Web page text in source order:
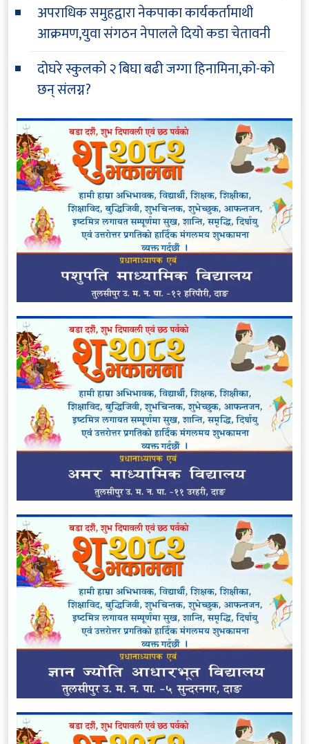
अपराधिक समुहद्वारा नेकपाका कार्यकर्तामाथी
आक्रमण,युवा संगठन नेपालले दियो कडा चेतावनी
दोघरे स्कुलको २ बिघा बढी जग्गा हिनामिना,को-को
छन् संलग्न?